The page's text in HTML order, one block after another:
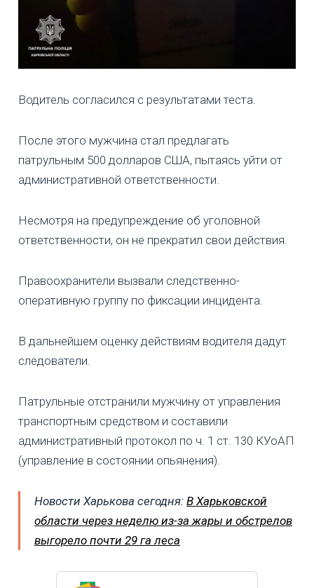
Водитель согласился с результатами теста.
После этого мужчина стал предлагать
патрульным 500 долларов США, пытаясь уйти от
административной ответственности.
Несмотря на предупреждение об уголовной
ответственности, он не прекратил свои действия.
Правоохранители вызвали следственно-
оперативную группу по фиксации инцидента.
В дальнейшем оценку действиям водителя дадут
следователи.
Патрульные отстранили мужчину от управления
транспортным средством и составили
административный протокол по ч. 1 ст. 130 КУоАП
(управление в состоянии опьянения).
Новости Харькова сегодня: В Харьковской
области через неделю из-за жары и обстрелов
выгорело почти 29 га леса